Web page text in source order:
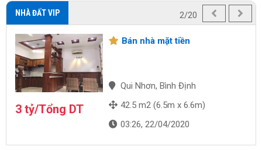
NHÀ ĐẤT VIP
3 tỷ/Tổng DT
Bán nhà mặt tiền
Qui Nhơn, Bình Định
42.5 m2 (6.5m x 6.6m)
03:26, 22/04/2020
2/20